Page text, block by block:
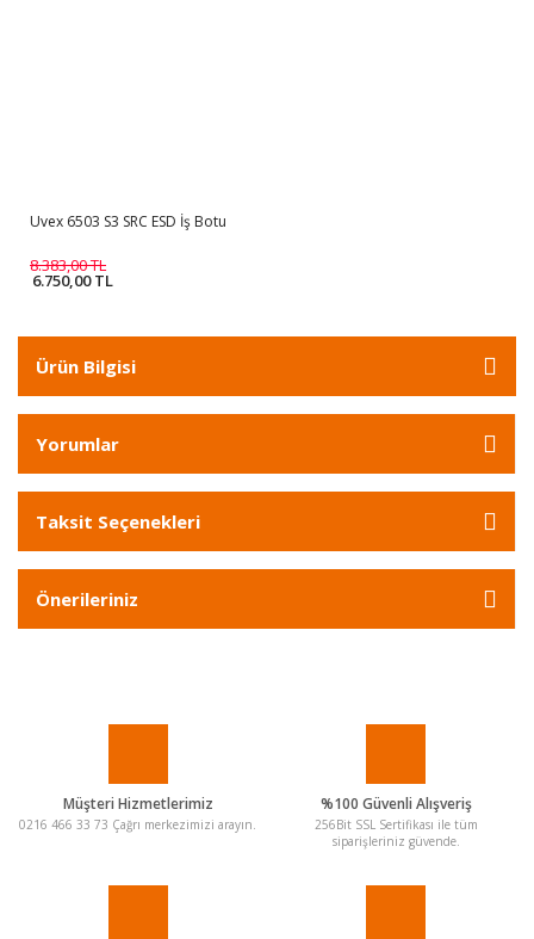
Uvex 6503 S3 SRC ESD İş Botu
8.383,00 TL
6.750,00 TL
Ürün Bilgisi
Yorumlar
Taksit Seçenekleri
Önerileriniz
Müşteri Hizmetlerimiz
0216 466 33 73 Çağrı merkezimizi arayın.
%100 Güvenli Alışveriş
256Bit SSL Sertifikası ile tüm
siparişleriniz güvende.